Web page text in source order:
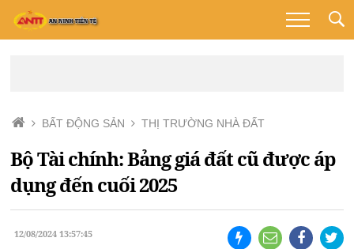
BẤT ĐỘNG SẢN THỊ TRƯỜNG NHÀ ĐẤT
Bộ Tài chính: Bảng giá đất cũ được áp
dụng đến cuối 2025
12/08/2024 13:57:45